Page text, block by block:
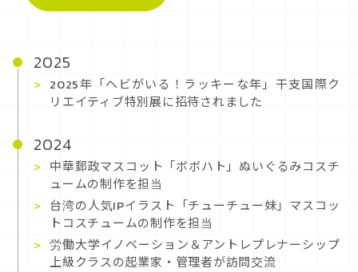
2025
2025年「ヘビがいる！ラッキーな年」干支国際ク
リエイティブ特別展に招待されました
2024
中華郵政マスコット「ボボハト」ぬいぐるみコスチ
ュームの制作を担当
台湾の人気IPイラスト「チューチュー妹」マスコッ
トコスチュームの制作を担当
労働大学イノベーション＆アントレプレナーシップ
上級クラスの起業家・管理者が訪問交流